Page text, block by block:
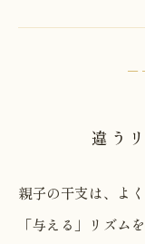
違う
親子の干支は、よく
「与える」リズム